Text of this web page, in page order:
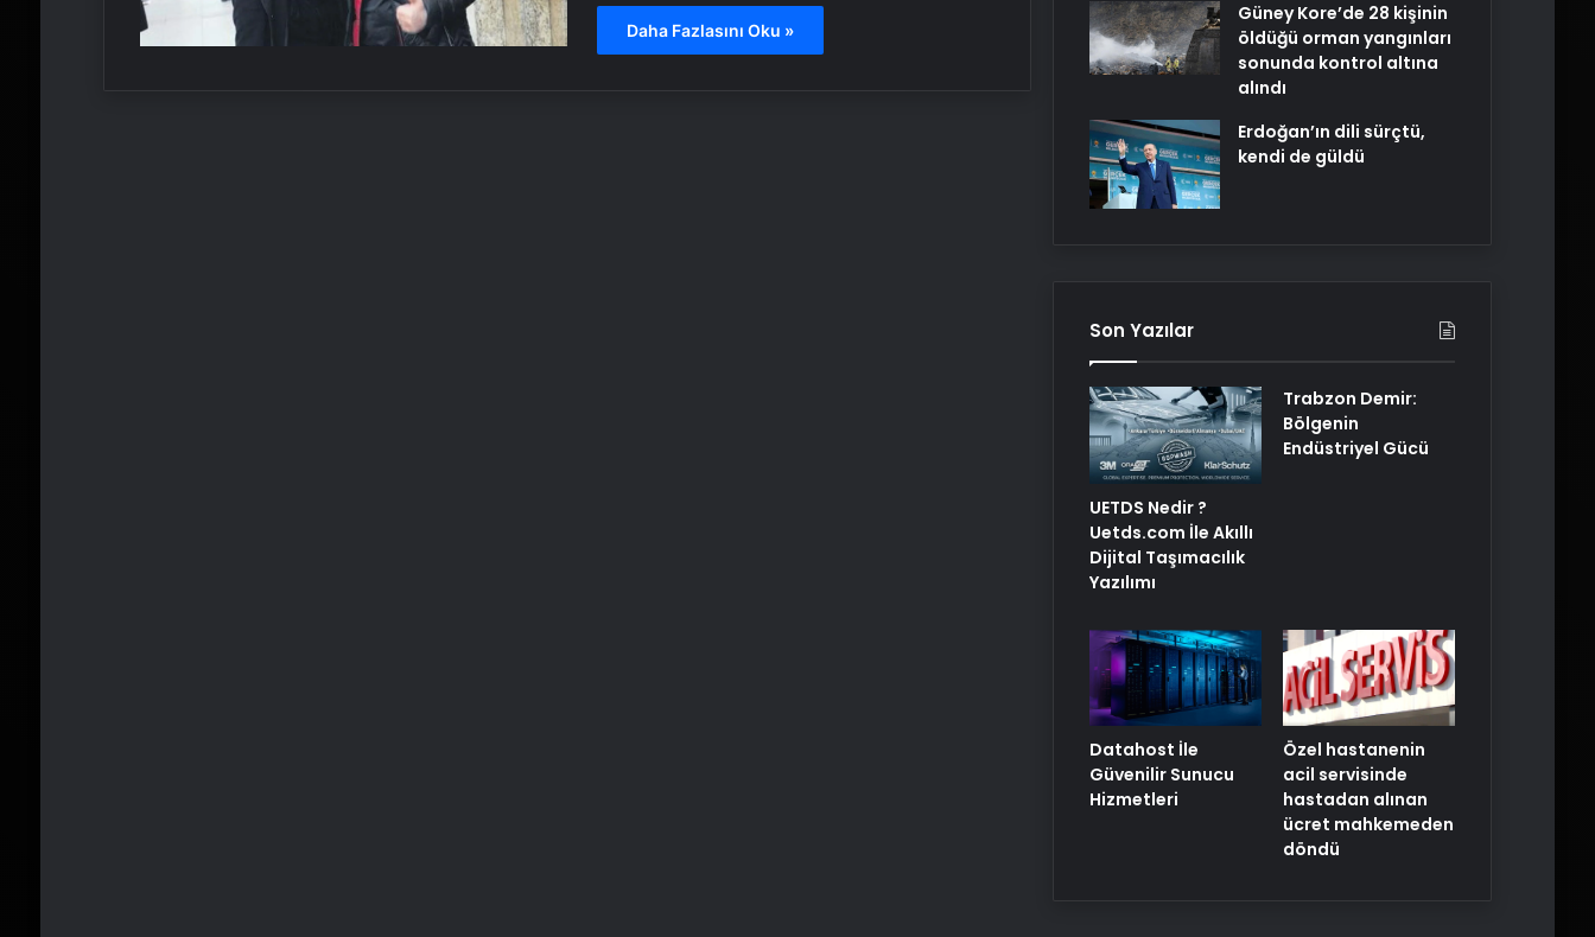
Daha Fazlasını Oku »
Güney Kore’de 28 kişinin
öldüğü orman yangınları
sonunda kontrol altına
alındı
Erdoğan’ın dili sürçtü,
kendi de güldü
Son Yazılar
UETDS Nedir ?
Uetds.com İle Akıllı
Dijital Taşımacılık
Yazılımı
Trabzon Demir:
Bölgenin
Endüstriyel Gücü
Datahost İle
Güvenilir Sunucu
Hizmetleri
Özel hastanenin
acil servisinde
hastadan alınan
ücret mahkemeden
döndü